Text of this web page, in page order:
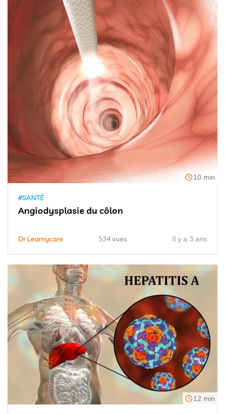
10 min
#SANTÉ
Angiodysplasie du côlon
Dr Learnycare 534 vues Il y a 3 ans
12 min